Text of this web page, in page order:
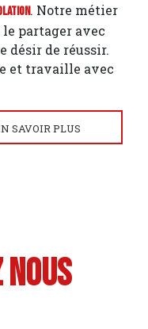
. Notre métier
partager avec
désir de réussir.
et travaille avec
SAVOIR PLUS